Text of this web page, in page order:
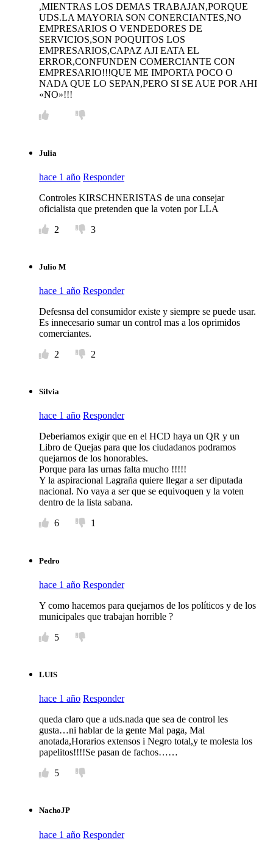
,MIENTRAS LOS DEMAS TRABAJAN,PORQUE
UDS.LA MAYORIA SON CONERCIANTES,NO
EMPRESARIOS O VENDEDORES DE
SERVICIOS,SON POQUITOS LOS
EMPRESARIOS,CAPAZ AJI EATA EL
ERROR,CONFUNDEN COMERCIANTE CON
EMPRESARIO!!!QUE ME IMPORTA POCO O
NADA QUE LO SEPAN,PERO SI SE AUE POR AHI
«NO»!!!
Julia
hace 1 año Responder
Controles KIRSCHNERISTAS de una consejar
oficialista que pretenden que la voten por LLA
2
3
Julio M
hace 1 año Responder
Defesnsa del consumidor existe y siempre se puede usar.
Es innecesario sumar un control mas a los oprimidos
comerciantes.
2
2
Silvia
hace 1 año Responder
Deberiamos exigir que en el HCD haya un QR y un
Libro de Quejas para que los ciudadanos podramos
quejarnos de los honorables.
Porque para las urnas falta mucho !!!!!
Y la aspiracional Lagraña quiere llegar a ser diputada
nacional. No vaya a ser que se equivoquen y la voten
dentro de la lista sabana.
6
1
Pedro
hace 1 año Responder
Y como hacemos para quejarnos de los políticos y de los
municipales que trabajan horrible ?
5
LUIS
hace 1 año Responder
queda claro que a uds.nada que sea de control les
gusta…ni hablar de la gente Mal paga, Mal
anotada,Horarios extensos i Negro total,y te molesta los
papelitos!!!!Se pasan de fachos……
5
NachoJP
hace 1 año Responder